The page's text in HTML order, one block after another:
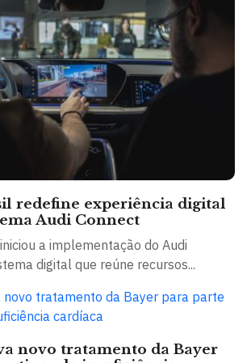
redefine experiência digital
Audi Connect
a implementação do Audi
digital que reúne recursos...
novo tratamento da Bayer